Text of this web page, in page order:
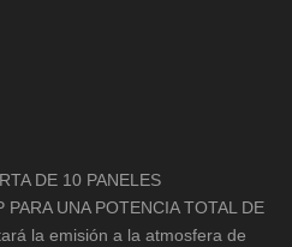
DE 10 PANELES
UNA POTENCIA TOTAL DE
la emisión a la atmosfera de